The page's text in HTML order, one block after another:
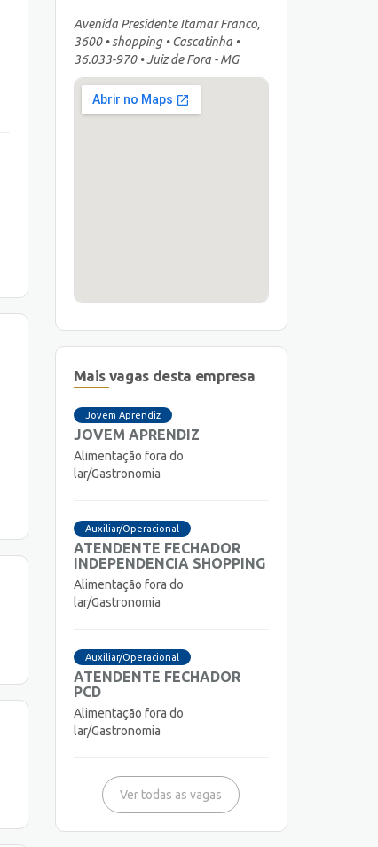
Avenida Presidente Itamar Franco,
3600 • shopping • Cascatinha •
36.033-970 • Juiz de Fora - MG
Mais vagas desta empresa
Jovem Aprendiz
JOVEM APRENDIZ
Alimentação fora do
lar/Gastronomia
Auxiliar/Operacional
ATENDENTE FECHADOR
INDEPENDENCIA SHOPPING
Alimentação fora do
lar/Gastronomia
Auxiliar/Operacional
ATENDENTE FECHADOR
PCD
Alimentação fora do
lar/Gastronomia
Ver todas as vagas